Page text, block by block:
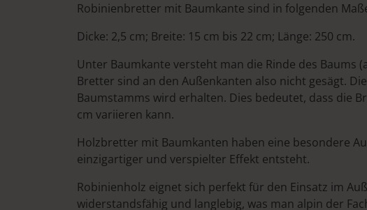
Robinienbretter mit Baumkante sind in folgenden
Dicke: 2,5 cm; Breite: 15 cm bis 22 cm; Länge: 250 cm.
Unter Baumkante versteht man die Rinde des Baums
Bretter sind an den Außenkanten also nicht gesägt.
Baumstamms wird erhalten. Dies bedeutet, dass die
cm variieren kann.
Holzbretter mit Baumkanten haben eine besondere
einzigartiger und verspielter Effekt entsteht.
Robinienholz eignet sich perfekt für den Einsatz im
widerstandsfähig und langlebig, was man alpin der